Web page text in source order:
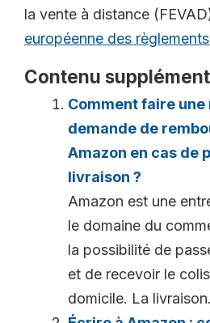
la vente à distance
européenne des
Contenu
Comment faire
demande de
Amazon en cas de
livraison ?
Amazon est une
le domaine du
la possibilité de
et de recevoir le
domicile. La